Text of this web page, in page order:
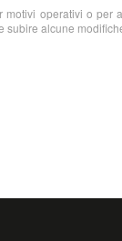
motivi operativi o per
subire alcune